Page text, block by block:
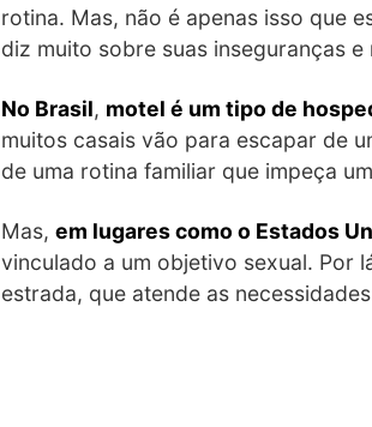
rotina. Mas, não é apenas isso que
diz muito sobre suas inseguranças e
No Brasil, motel é um tipo de
muitos casais vão para escapar de
de uma rotina familiar que impeça
Mas, em lugares como o Estados
vinculado a um objetivo sexual. Por
estrada, que atende as